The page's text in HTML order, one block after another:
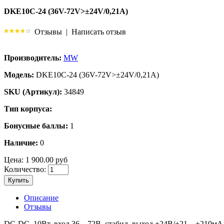
DKE10C-24 (36V-72V>±24V/0,21A)
Отзывы | Написать отзыв
Производитель: MW
Модель: DKE10C-24 (36V-72V>±24V/0,21A)
SKU (Артикул): 34849
Тип корпуса:
Бонусные баллы: 1
Наличие: 0
Цена: 1 900.00 руб
Количество:
Купить
Описание
Отзывы